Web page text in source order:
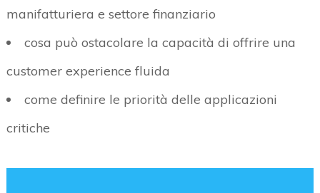
manifatturiera e settore finanziario
cosa può ostacolare la capacità di offrire una
customer experience fluida
come definire le priorità delle applicazioni
critiche